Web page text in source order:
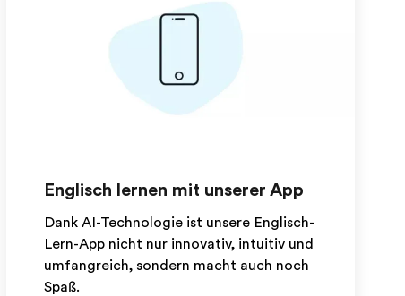
Englisch lernen mit unserer App
Dank AI-Technologie ist unsere Englisch-
Lern-App nicht nur innovativ, intuitiv und
umfangreich, sondern macht auch noch
Spaß.